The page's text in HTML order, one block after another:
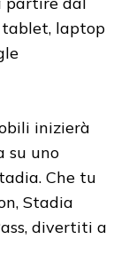
tablet, laptop
inizierà
su uno
Che tu
Stadia
divertiti a